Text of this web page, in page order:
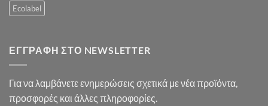
Ecolabel
ΕΓΓΡΑΦΉ ΣΤΟ NEWSLETTER
Για να λαμβάνετε ενημερώσεις σχετικά με νέα προϊόντα,
προσφορές και άλλες πληροφορίες.